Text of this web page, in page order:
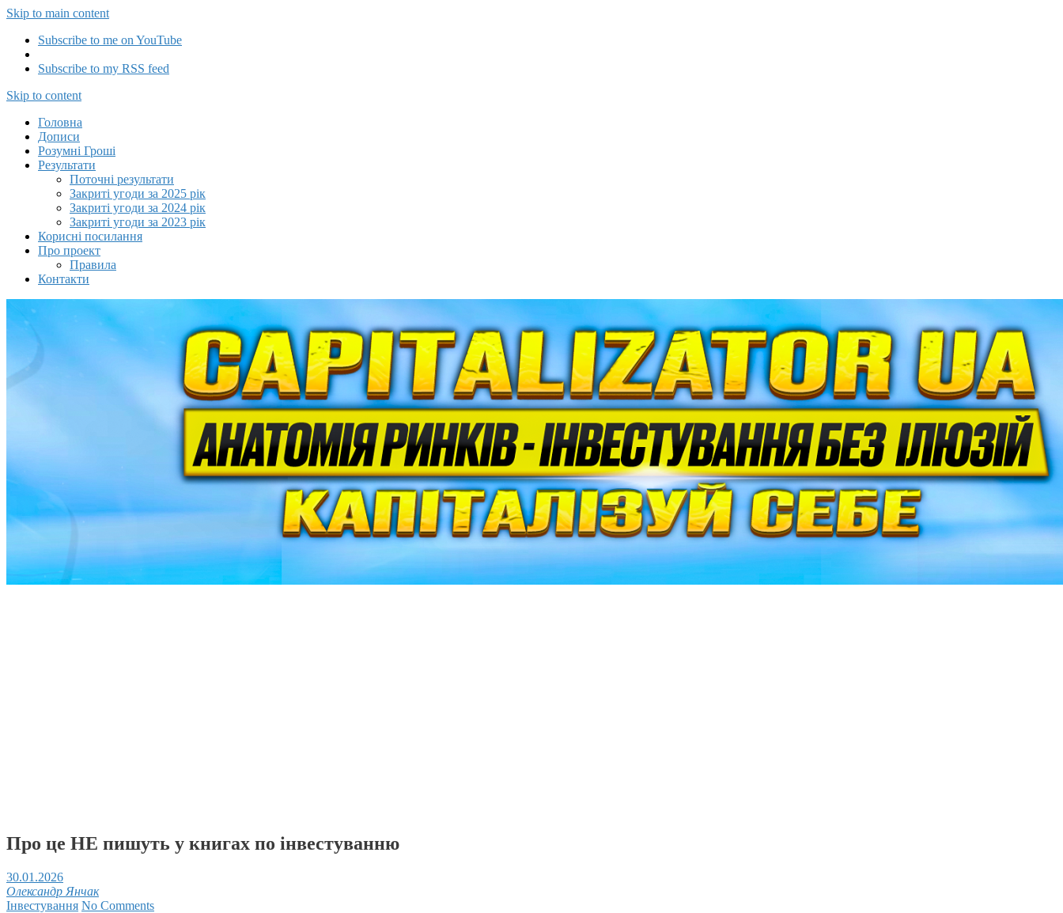
Skip to main content
Subscribe to me on YouTube
Subscribe to my RSS feed
Capitalizator UA
Skip to content
Головна
Дописи
Розумні Гроші
Результати
Поточні результати
Закриті угоди за 2025 рік
Закриті угоди за 2024 рік
Закриті угоди за 2023 рік
Корисні посилання
Про проект
Правила
Контакти
Про це НЕ пишуть у книгах по інвестуванню
30.01.2026
Олександр Янчак
Інвестування No Comments